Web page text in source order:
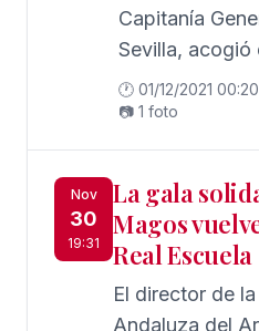
Capitanía
Sevilla, acogió en días pasados un
acto de la
🕐 01/12/2021 00:20
📷 1 foto
Nov
30
19:31
La gala
Magos
Real Escuela
El director de
Andaluza del